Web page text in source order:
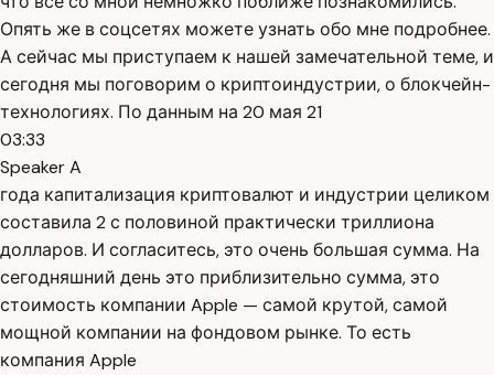
Опять же в соцсетях можете узнать обо мне подробнее.
А сейчас мы приступаем к нашей замечательной теме, и
сегодня мы поговорим о криптоиндустрии, о блокчейн-
технологиях. По данным на 20 мая 21
03:33
Speaker A
года капитализация криптовалют и индустрии целиком
составила 2 с половиной практически триллиона
долларов. И согласитесь, это очень большая сумма. На
сегодняшний день это приблизительно сумма, это
стоимость компании Apple — самой крутой, самой
мощной компании на фондовом рынке. То есть
компания Apple